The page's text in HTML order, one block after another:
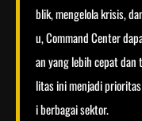
blik, mengelola krisis,
u, Command Center
an yang lebih cepat
litas ini menjadi
i berbagai sektor.